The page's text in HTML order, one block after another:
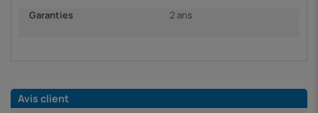
Garanties
2 ans
Avis client